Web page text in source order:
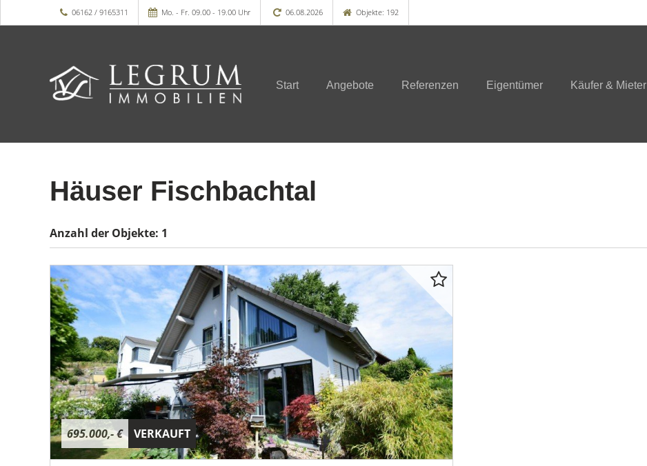
06162 / 9165311 Mo. - Fr. 09.00 - 19.00 Uhr 06.08.2026 Objekte: 192
Start Angebote Referenzen Eigentümer Käufer & Mieter
Häuser Fischbachtal
Anzahl der Objekte: 1
695.000,- € VERKAUFT